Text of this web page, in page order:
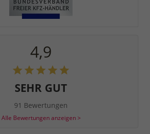
4,9
SEHR GUT
91 Bewertungen
Alle Bewertungen anzeigen >